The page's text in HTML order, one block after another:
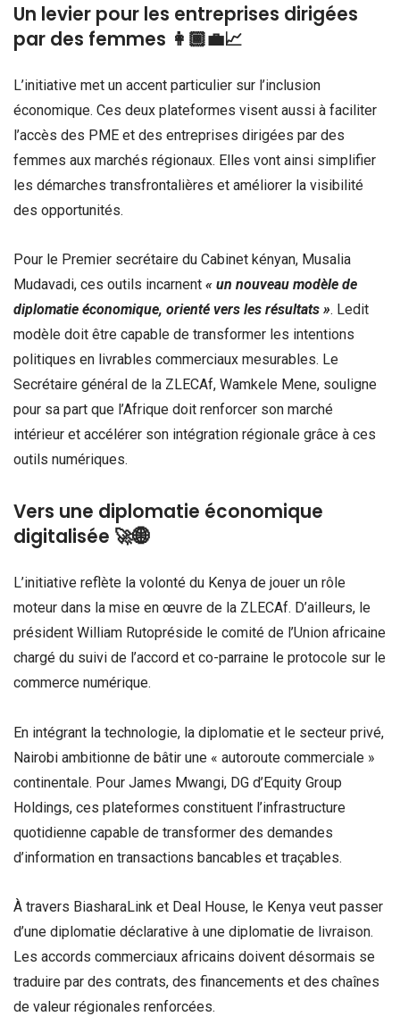
Un levier pour les entreprises dirigées
par des femmes 👩🏾‍💼📈
L’initiative met un accent particulier sur l’inclusion
économique. Ces deux plateformes visent aussi à faciliter
l’accès des PME et des entreprises dirigées par des
femmes aux marchés régionaux. Elles vont ainsi simplifier
les démarches transfrontalières et améliorer la visibilité
des opportunités.
Pour le Premier secrétaire du Cabinet kényan, Musalia
Mudavadi, ces outils incarnent « un nouveau modèle de
diplomatie économique, orienté vers les résultats ». Ledit
modèle doit être capable de transformer les intentions
politiques en livrables commerciaux mesurables. Le
Secrétaire général de la ZLECAf, Wamkele Mene, souligne
pour sa part que l’Afrique doit renforcer son marché
intérieur et accélérer son intégration régionale grâce à ces
outils numériques.
Vers une diplomatie économique
digitalisée 🚀🌐
L’initiative reflète la volonté du Kenya de jouer un rôle
moteur dans la mise en œuvre de la ZLECAf. D’ailleurs, le
président William Rutopréside le comité de l’Union africaine
chargé du suivi de l’accord et co-parraine le protocole sur le
commerce numérique.
En intégrant la technologie, la diplomatie et le secteur privé,
Nairobi ambitionne de bâtir une « autoroute commerciale »
continentale. Pour James Mwangi, DG d’Equity Group
Holdings, ces plateformes constituent l’infrastructure
quotidienne capable de transformer des demandes
d’information en transactions bancables et traçables.
À travers BiasharaLink et Deal House, le Kenya veut passer
d’une diplomatie déclarative à une diplomatie de livraison.
Les accords commerciaux africains doivent désormais se
traduire par des contrats, des financements et des chaînes
de valeur régionales renforcées.